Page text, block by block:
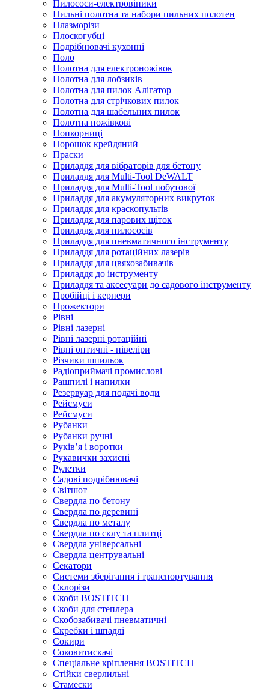
Пилососи-електровіники
Пильні полотна та набори пильних полотен
Плазморізи
Плоскогубці
Подрібнювачі кухонні
Поло
Полотна для електроножівок
Полотна для лобзиків
Полотна для пилок Алігатор
Полотна для стрічкових пилок
Полотна для шабельних пилок
Полотна ножівкові
Попкорниці
Порошок крейдяний
Праски
Приладдя для вібраторів для бетону
Приладдя для Multi-Tool DeWALT
Приладдя для Multi-Tool побутової
Приладдя для акумуляторних викруток
Приладдя для краскопультів
Приладдя для парових щіток
Приладдя для пилососів
Приладдя для пневматичного інструменту
Приладдя для ротаційних лазерів
Приладдя для цвяхозабивачів
Приладдя до інструменту
Приладдя та аксесуари до садового інструменту
Пробійці і кернери
Прожектори
Рівні
Рівні лазерні
Рівні лазерні ротаційні
Рівні оптичні - нівеліри
Різчики шпильок
Радіоприймачі промислові
Рашпилі і напилки
Резервуар для подачі води
Рейсмуси
Рейсмуси
Рубанки
Рубанки ручні
Руківʼя і воротки
Рукавички захисні
Рулетки
Садові подрібнювачі
Світшот
Свердла по бетону
Свердла по деревині
Свердла по металу
Свердла по склу та плитці
Свердла універсальні
Свердла центрувальні
Секатори
Системи зберігання і транспортування
Склорізи
Скоби BOSTITCH
Скоби для степлера
Скобозабивачі пневматичні
Скребки і шпадлі
Сокири
Соковитискачі
Спеціальне кріплення BOSTITCH
Стійки сверлильні
Стамески